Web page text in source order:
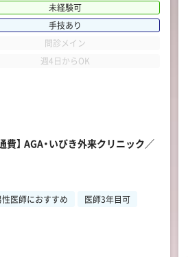
未経験可
手技あり
問診メイン
週4日からOK
費】 AGA・いびき外来クリニック／
性医師におすすめ
医師3年目可